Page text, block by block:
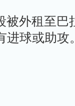
外租至巴
进球或助攻